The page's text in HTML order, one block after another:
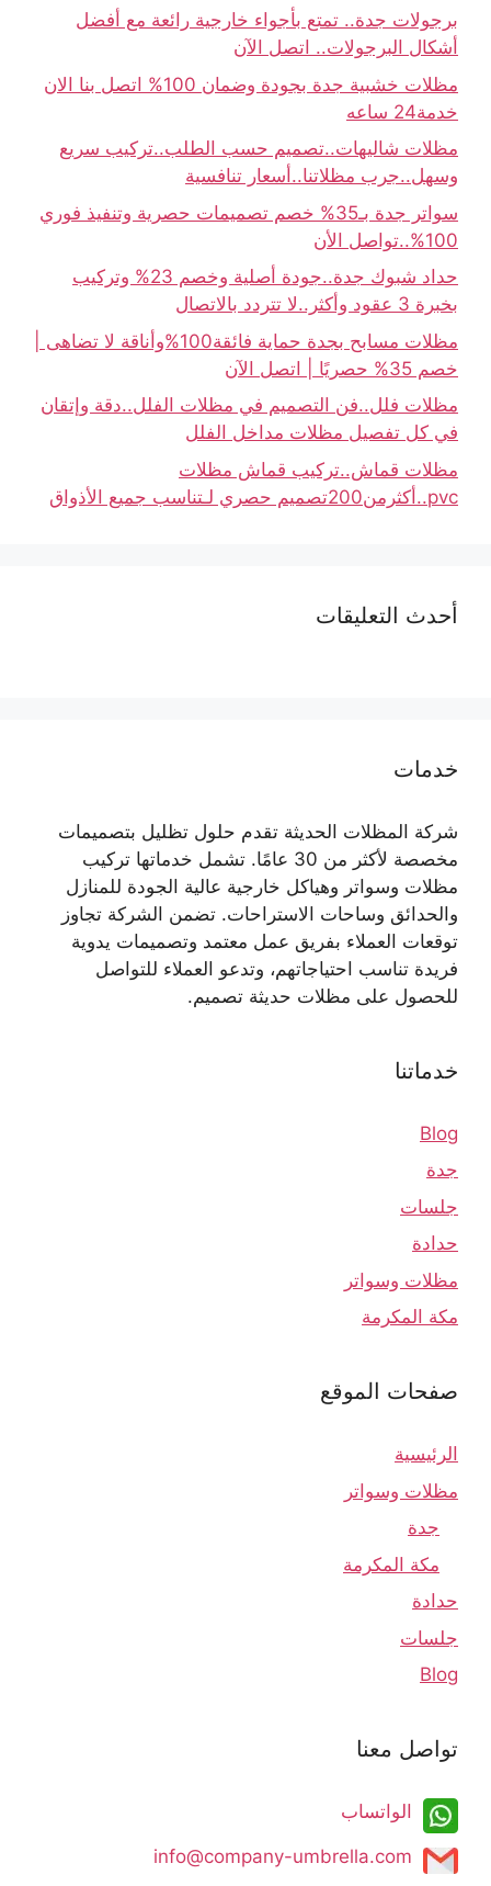
برجولات جدة.. تمتع بأجواء خارجية رائعة مع أفضل
أشكال البرجولات.. اتصل الآن
مظلات خشبية جدة بجودة وضمان 100% اتصل بنا الان
خدمة24 ساعه
مظلات شاليهات..تصميم حسب الطلب..تركيب سريع
وسهل..جرب مظلاتنا..أسعار تنافسية
سواتر جدة بـ35% خصم تصميمات حصرية وتنفيذ فوري
100%..تواصل الأن
حداد شبوك جدة..جودة أصلية وخصم 23% وتركيب
بخبرة 3 عقود وأكثر..لا تتردد بالاتصال
مظلات مسابح بجدة حماية فائقة100%وأناقة لا تضاهى |
خصم 35% حصريًا | اتصل الآن
مظلات فلل..فن التصميم في مظلات الفلل..دقة وإتقان
في كل تفصيل مظلات مداخل الفلل
مظلات قماش..تركيب قماش مظلات
pvc..أكثرمن200تصميم حصري لـتناسب جميع الأذواق
أحدث التعليقات
خدمات
شركة المظلات الحديثة تقدم حلول تظليل بتصميمات
مخصصة لأكثر من 30 عامًا. تشمل خدماتها تركيب
مظلات وسواتر وهياكل خارجية عالية الجودة للمنازل
والحدائق وساحات الاستراحات. تضمن الشركة تجاوز
توقعات العملاء بفريق عمل معتمد وتصميمات يدوية
فريدة تناسب احتياجاتهم، وتدعو العملاء للتواصل
للحصول على مظلات حديثة تصميم.
خدماتنا
Blog
جدة
جلسات
حدادة
مظلات وسواتر
مكة المكرمة
صفحات الموقع
الرئيسية
مظلات وسواتر
جدة
مكة المكرمة
حدادة
جلسات
Blog
تواصل معنا
الواتساب
info@company-umbrella.com​​​​